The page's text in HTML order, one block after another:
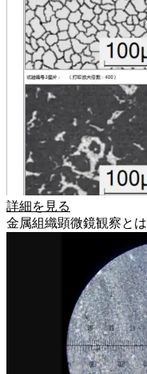
詳細を見る
金属組織顕微鏡観察とは